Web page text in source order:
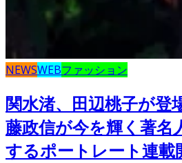
NEWSWEBファッション
関水渚、田辺桃子が登
藤政信が今を輝く著名
するポートレート連載